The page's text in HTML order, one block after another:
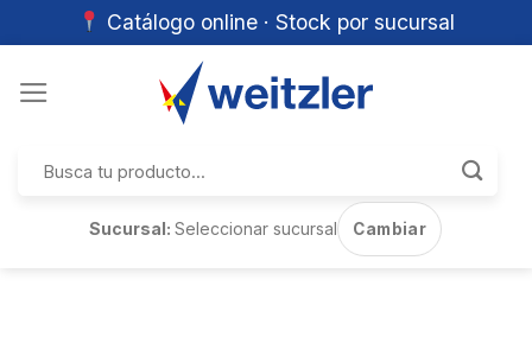
Catálogo online · Stock por sucursal
por:
Sucursal:Seleccionar sucursal Cambiar